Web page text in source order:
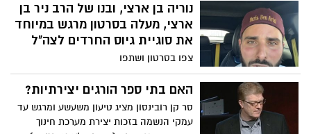
נוריה בן ארצי, ובנו של הרב ניר בן
ארצי, מעלה בסרטון מרגש במיוחד
את סוגיית גיוס החרדים לצה"ל
צפו בסרטון ושתפו
האם בתי ספר הורגים יצירתיות?
סר קן רובינסון מציג טיעון משעשע ומרגש עד
עמקי הנשמה בזכות יצירת מערכת חינוך